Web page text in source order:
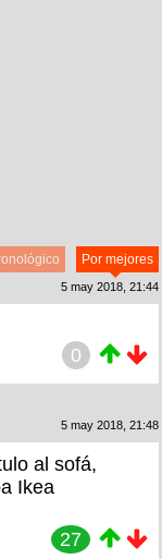
Por mejores
5 may 2018, 21:44
0
5 may 2018, 21:48
al sofá,
Ikea
27